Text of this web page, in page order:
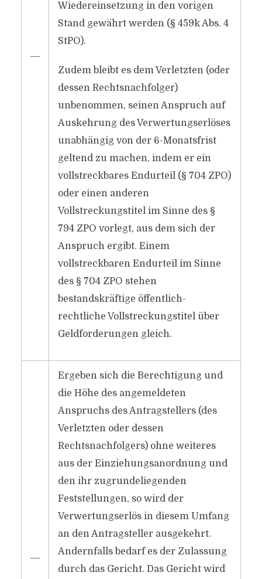
―
Wiedereinsetzung in den vorigen
Stand gewährt werden (§ 459k Abs. 4
StPO).
Zudem bleibt es dem Verletzten (oder
dessen Rechtsnachfolger)
unbenommen, seinen Anspruch auf
Auskehrung des Verwertungserlöses
unabhängig von der 6-Monatsfrist
geltend zu machen, indem er ein
vollstreckbares Endurteil (§ 704 ZPO)
oder einen anderen
Vollstreckungstitel im Sinne des §
794 ZPO vorlegt, aus dem sich der
Anspruch ergibt. Einem
vollstreckbaren Endurteil im Sinne
des § 704 ZPO stehen
bestandskräftige öffentlich-
rechtliche Vollstreckungstitel über
Geldforderungen gleich.
―
Ergeben sich die Berechtigung und
die Höhe des angemeldeten
Anspruchs des Antragstellers (des
Verletzten oder dessen
Rechtsnachfolgers) ohne weiteres
aus der Einziehungsanordnung und
den ihr zugrundeliegenden
Feststellungen, so wird der
Verwertungserlös in diesem Umfang
an den Antragsteller ausgekehrt.
Andernfalls bedarf es der Zulassung
durch das Gericht. Das Gericht wird